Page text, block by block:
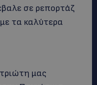
σε ρεπορτάζ
τα καλύτερα
μας